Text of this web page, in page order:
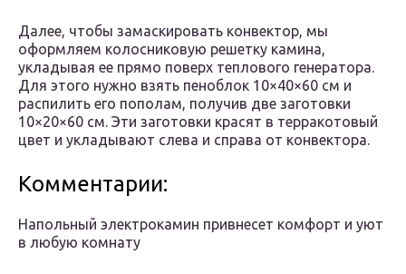
Далее, чтобы замаскировать конвектор, мы
оформляем колосниковую решетку камина,
укладывая ее прямо поверх теплового генератора.
Для этого нужно взять пеноблок 10×40×60 см и
распилить его пополам, получив две заготовки
10×20×60 см. Эти заготовки красят в терракотовый
цвет и укладывают слева и справа от конвектора.
Комментарии:
Напольный электрокамин привнесет комфорт и уют
в любую комнату